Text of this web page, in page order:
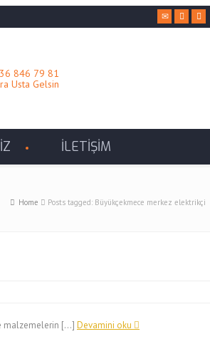
846 79 81
Usta Gelsin
İLETİŞİM
Home Posts tagged: Büyükçekmece merkez elektrikçi
malzemelerin […] Devamini oku